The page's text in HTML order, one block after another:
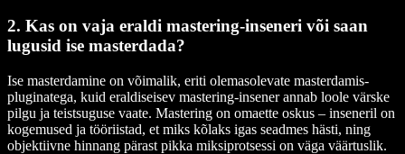
2. Kas on vaja eraldi mastering-inseneri või saan
lugusid ise masterdada?
Ise masterdamine on võimalik, eriti olemasolevate masterdamis-
pluginatega, kuid eraldiseisev mastering-insener annab loole värske
pilgu ja teistsuguse vaate. Mastering on omaette oskus – inseneril on
kogemused ja tööriistad, et miks kõlaks igas seadmes hästi, ning
objektiivne hinnang pärast pikka miksiprotsessi on väga väärtuslik.